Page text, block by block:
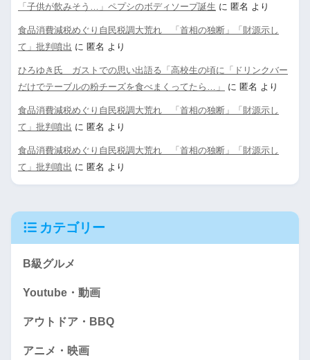
「子供が飲みそう…」ペプシのボディソープ誕生 に 匿名 より
食品消費減税めぐり自民税調大荒れ 「首相の独断」「財源示し
て」批判噴出 に 匿名 より
ひろゆき氏 ガストでの思い出語る「高校生の頃に「ドリンクバー
だけでテーブルの粉チーズを食べまくってたら…」
に 匿名 より
食品消費減税めぐり自民税調大荒れ 「首相の独断」「財源示し
て」批判噴出 に 匿名 より
食品消費減税めぐり自民税調大荒れ 「首相の独断」「財源示し
て」批判噴出 に 匿名 より
カテゴリー
B級グルメ
Youtube・動画
アウトドア・BBQ
アニメ・映画